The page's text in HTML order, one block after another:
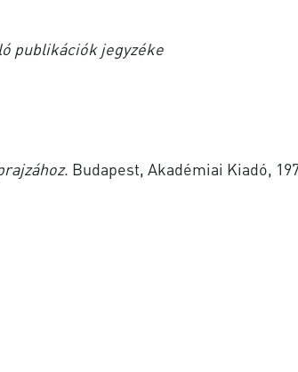
publikációk jegyzéke
. Budapest, Akadémiai Kiadó,